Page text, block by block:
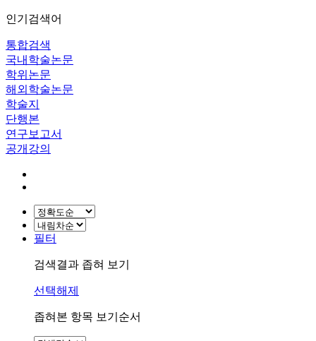
인기검색어
통합검색
국내학술논문
학위논문
해외학술논문
학술지
단행본
연구보고서
공개강의
필터
검색결과 좁혀 보기
선택해제
좁혀본 항목 보기순서